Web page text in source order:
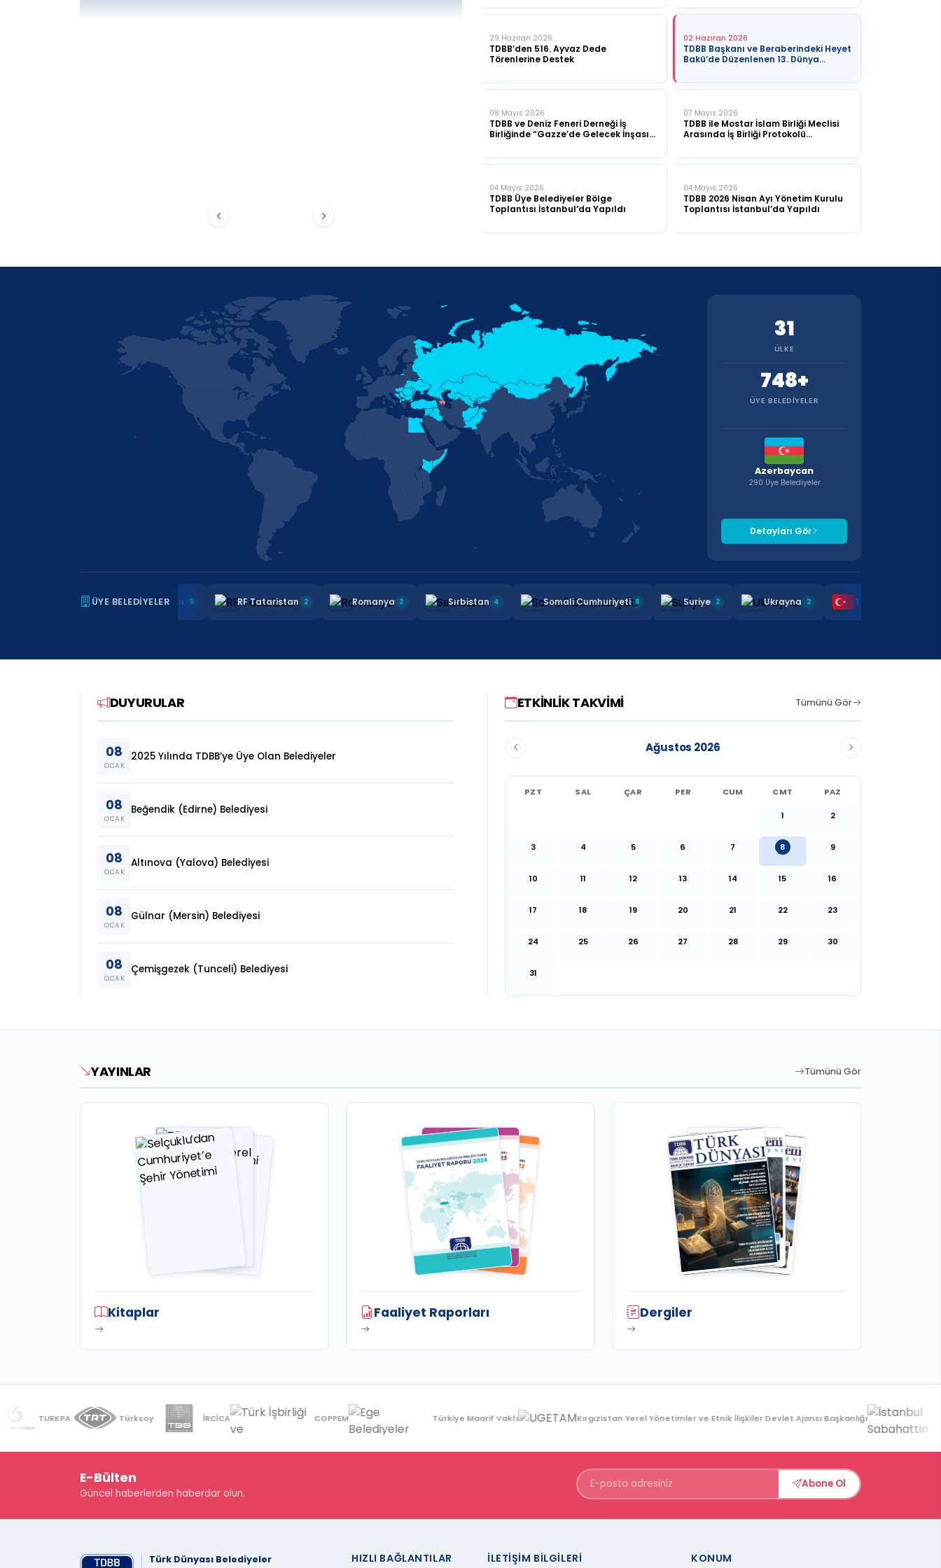
29 Haziran 2026
TDBB’den 516. Ayvaz Dede
Törenlerine Destek
02 Haziran 2026
TDBB Başkanı ve Beraberindeki Heyet
Bakü’de Düzenlenen 13. Dünya
08 Mayıs 2026
TDBB ve Deniz Feneri Derneği İş
Birliğinde “Gazze’de Gelecek İnşası
07 Mayıs 2026
TDBB ile Mostar İslam Birliği Meclisi
Arasında İş Birliği Protokolü
04 Mayıs 2026
TDBB Üye Belediyeler Bölge
Toplantısı İstanbul’da Yapıldı
04 Mayıs 2026
TDBB 2026 Nisan Ayı Yönetim Kurulu
Toplantısı İstanbul’da Yapıldı
31
ÜLKE
748+
ÜYE BELEDIYELER
Azerbaycan
290 Üye Belediyeler
Detayları Gör
ÜYE BELEDIYELER
RF Başkurtistan 1 RF Dağıstan 9 RF Tataristan 2 Romanya 2 Sırbistan 4 Somali Cumhuriyeti 8 Suriye 2 Ukrayna 2
DUYURULAR
08
OCAK
2025 Yılında TDBB’ye Üye Olan Belediyeler
08
OCAK
Beğendik (Edirne) Belediyesi
08
OCAK
Altınova (Yalova) Belediyesi
08
OCAK
Gülnar (Mersin) Belediyesi
08
OCAK
Çemişgezek (Tunceli) Belediyesi
ETKINLIK TAKVIMI Tümünü Gör
Ağustos 2026
PZT SAL ÇAR PER CUM CMT PAZ
1 2
3 4 5 6 7 8 9
10 11 12 13 14 15 16
17 18 19 20 21 22 23
24 25 26 27 28 29 30
31
YAYINLAR Tümünü Gör
Kitaplar Faaliyet Raporları Dergiler
TURKPA Türksoy İRCİCA COPPEM Türkiye Maarif Vakfı Kırgızistan Yerel Yönetimler ve Etnik İlişkiler Devlet Ajansı Başkanlığı
E-Bülten
Güncel haberlerden haberdar olun.
Abone Ol
Türk Dünyası Belediyeler
HIZLI BAĞLANTILAR İLETIŞIM BILGILERI KONUM